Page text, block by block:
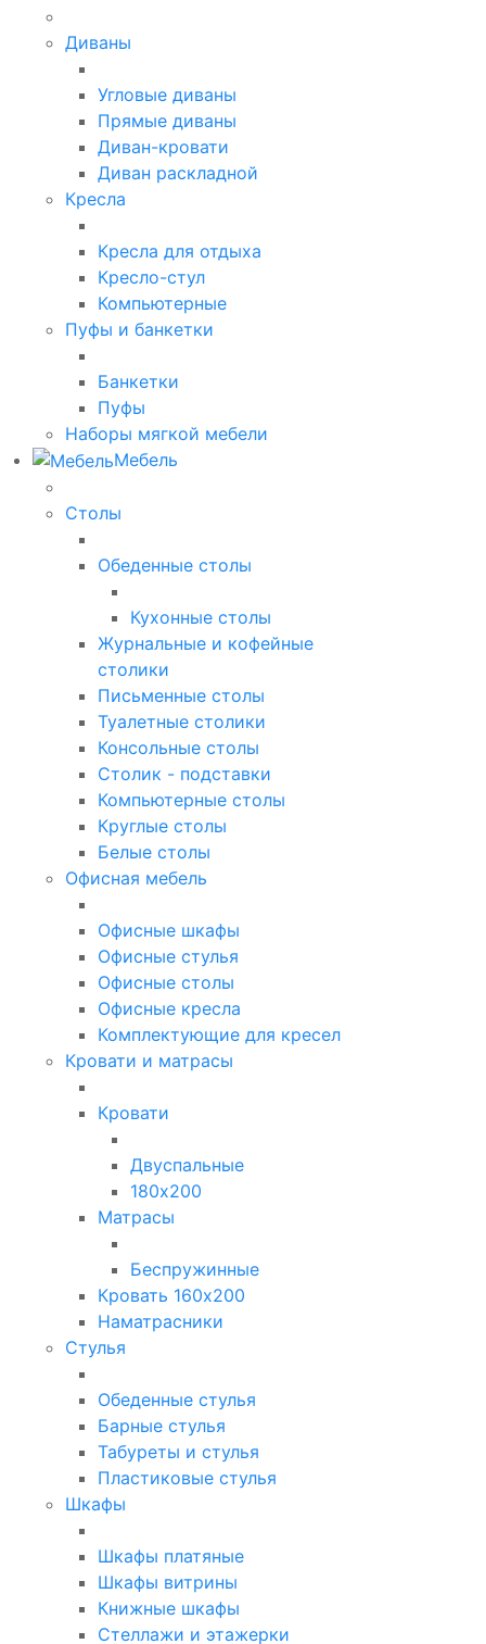
Диваны
Угловые диваны
Прямые диваны
Диван-кровати
Диван раскладной
Кресла
Кресла для отдыха
Кресло-стул
Компьютерные
Пуфы и банкетки
Банкетки
Пуфы
Наборы мягкой мебели
Мебель
Столы
Обеденные столы
Кухонные столы
Журнальные и кофейные
столики
Письменные столы
Туалетные столики
Консольные столы
Столик - подставки
Компьютерные столы
Круглые столы
Белые столы
Офисная мебель
Офисные шкафы
Офисные стулья
Офисные столы
Офисные кресла
Комплектующие для кресел
Кровати и матрасы
Кровати
Двуспальные
180х200
Матрасы
Беспружинные
Кровать 160х200
Наматрасники
Стулья
Обеденные стулья
Барные стулья
Табуреты и стулья
Пластиковые стулья
Шкафы
Шкафы платяные
Шкафы витрины
Книжные шкафы
Стеллажи и этажерки